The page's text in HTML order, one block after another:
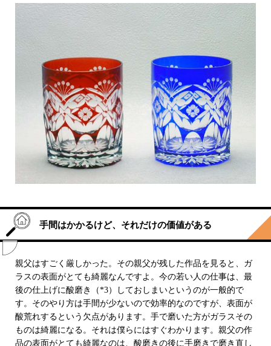
手間はかかるけど、それだけの価値がある
親父はすごく厳しかった。その親父が残した作品を見ると、ガ
ラスの表面がとても綺麗なんですよ。今の若い人の仕事は、最
後の仕上げに酸磨き（*3）しておしまいというのが一般的で
す。そのやり方は手間が少ないので効率的なのですが、表面が
酸荒れするという欠点があります。手で磨いた方がガラスその
ものは綺麗になる。それは僕らにはすぐわかります。親父の作
品の表面がとても綺麗なのは、酸磨きの後に手磨きで磨き直し